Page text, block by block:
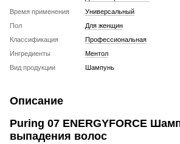
Время применения
Универсальный
Пол
Для женщин
Классификация
Профессиональная
Ингредиенты
Ментол
Вид продукции
Шампунь
Описание
Puring 07 ENERGYFORCE
выпадения волос